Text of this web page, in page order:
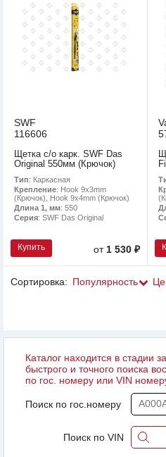
SWF
116606
Щетка с/о карк. SWF Das
Original 550мм (Крючок)
Тип: Каркасная
Крепление: Hook 9x3mm
(Крючок), Hook 9x4mm (Крючок)
Длина 1, мм: 550
Серия: SWF Das Original
Купить от 1 530 ₽
Сортировка: Популярность
Каталог находится в стадии
быстрого и точного поиска
по гос. номеру или VIN
Поиск по гос.номеру
Поиск по VIN